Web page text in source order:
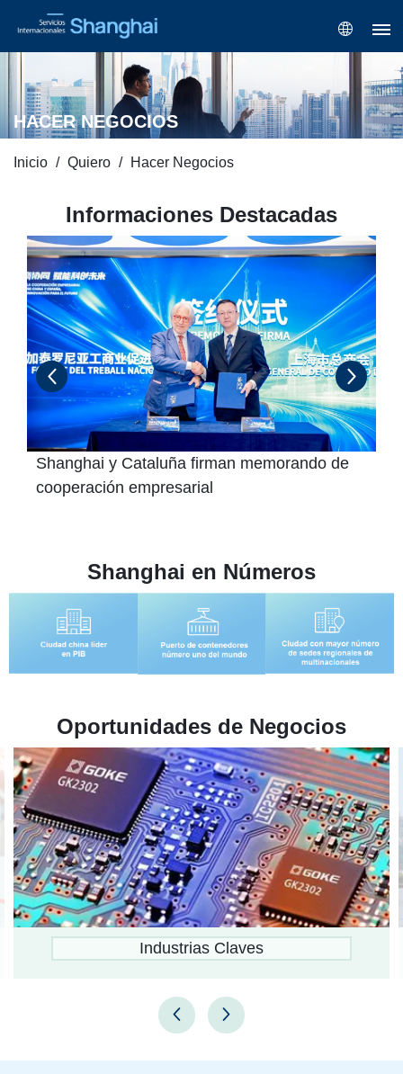
HACER NEGOCIOS
Inicio Quiero Hacer Negocios
Informaciones Destacadas
Shanghai y Cataluña firman memorando de
cooperación empresarial
Shanghai en Números
Oportunidades de Negocios
Distritos Administrativos